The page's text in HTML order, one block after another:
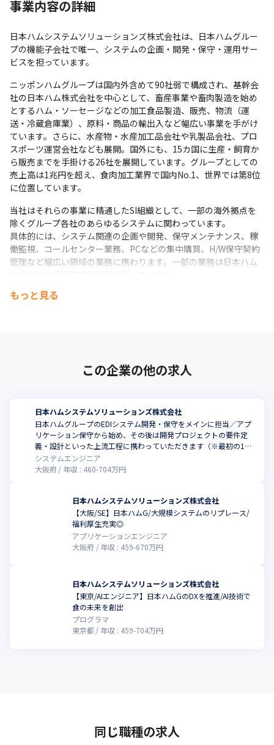
事業内容の詳細
日本ハムシステムソリューションズ株式会社は、日本ハムグルー
プの機能子会社で唯一、システムの企画・開発・保守・運用サー
ビスを担っています。
ニッポンハムグループは国内外含めて90社弱で構成され、基幹会
社の日本ハム株式会社を中心として、畜産事業や畜肉製造を始め
とするハム・ソーセージなどの加工食品製造、販売、物流（運
送・冷蔵倉庫業）、原料・商品の輸出入など幅広い事業を手がけ
ています。さらに、水産物・水産加工品会社や乳製品会社、プロ
スポーツ運営会社なども展開。国外にも、15カ国に生産・飼育か
ら販売までを手掛ける26社を展開しています。グループとしての
売上高は1兆円を超え、食肉加工業界で国内No.1、世界では第8位
に位置しています。
当社はそれらの事業に精通したSI組織として、一部の海外拠点を
除くグループ各社のあらゆるシステムに関わっています。
具体的には、システム関連の企画や開発、保守メンテナンス、稼
働監視、コールセンター業務、PCなどの集中購買、H/W保守契約
管理など幅広い領域の業務に携わります。一部の業務は日本ハム
当。日本ハム株式会社の経営戦略部門と協働でWebサイトの構
もっと見る
この企業の他の求人
日本ハムシステムソリューションズ株式会社
日本ハムグループのEDIシステム開発・保守をメインに担当／アプ
リケーション保守から始め、その後は開発プロジェクトの要件定
義・設計といった上流工程に携わっていただきます（※最初の1年
間は大阪本社にて勤務いただき、その後東京事業所へ配属予定）
システムエンジニア
大阪府
年収 : 460-704万円
日本ハムシステムソリューションズ株式会社
【大阪/SE】日本ハムG/大規模システムのリプレース/
福利厚生充実◎
アプリケーションエンジニア
大阪府
年収 : 459-670万円
日本ハムシステムソリューションズ株式会社
【東京/AIエンジニア】日本ハムGのDXを推進/AI技術で
食の未来を創出
プログラマ
東京都
年収 : 459-704万円
同じ職種の求人